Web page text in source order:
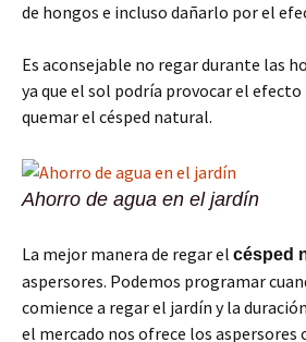
de hongos e incluso dañarlo por el
Es aconsejable no regar durante las
ya que el sol podría provocar el
quemar el césped natural.
Ahorro de agua en el jardín
La mejor manera de regar el césped
aspersores. Podemos programar
comience a regar el jardín y la
el mercado nos ofrece los aspersores